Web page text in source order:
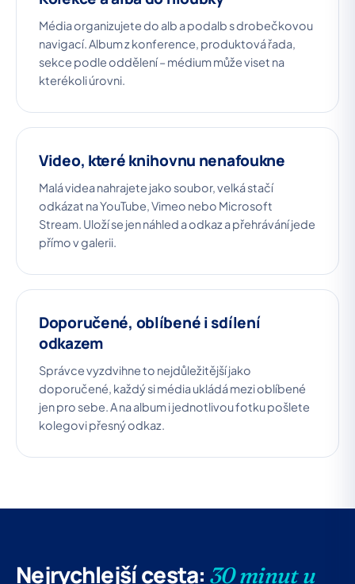
Média organizujete do alb a podalb s drobečkovou
navigací. Album z konference, produktová řada,
sekce podle oddělení – médium může viset na
kterékoli úrovni.
Video, které knihovnu nenafoukne
Malá videa nahrajete jako soubor, velká stačí
odkázat na YouTube, Vimeo nebo Microsoft
Stream. Uloží se jen náhled a odkaz a přehrávání jede
přímo v galerii.
Doporučené, oblíbené i sdílení
odkazem
Správce vyzdvihne to nejdůležitější jako
doporučené, každý si média ukládá mezi oblíbené
jen pro sebe. A na album i jednotlivou fotku pošlete
kolegovi přesný odkaz.
Nejrychlejší cesta: 30 minut u